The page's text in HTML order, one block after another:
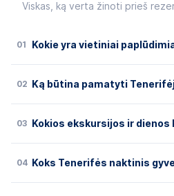
Viskas, ką verta žinoti prieš
01 Kokie yra vietiniai
02 Ką būtina pamatyti
03 Kokios ekskursijos ir
04 Koks Tenerifės naktinis